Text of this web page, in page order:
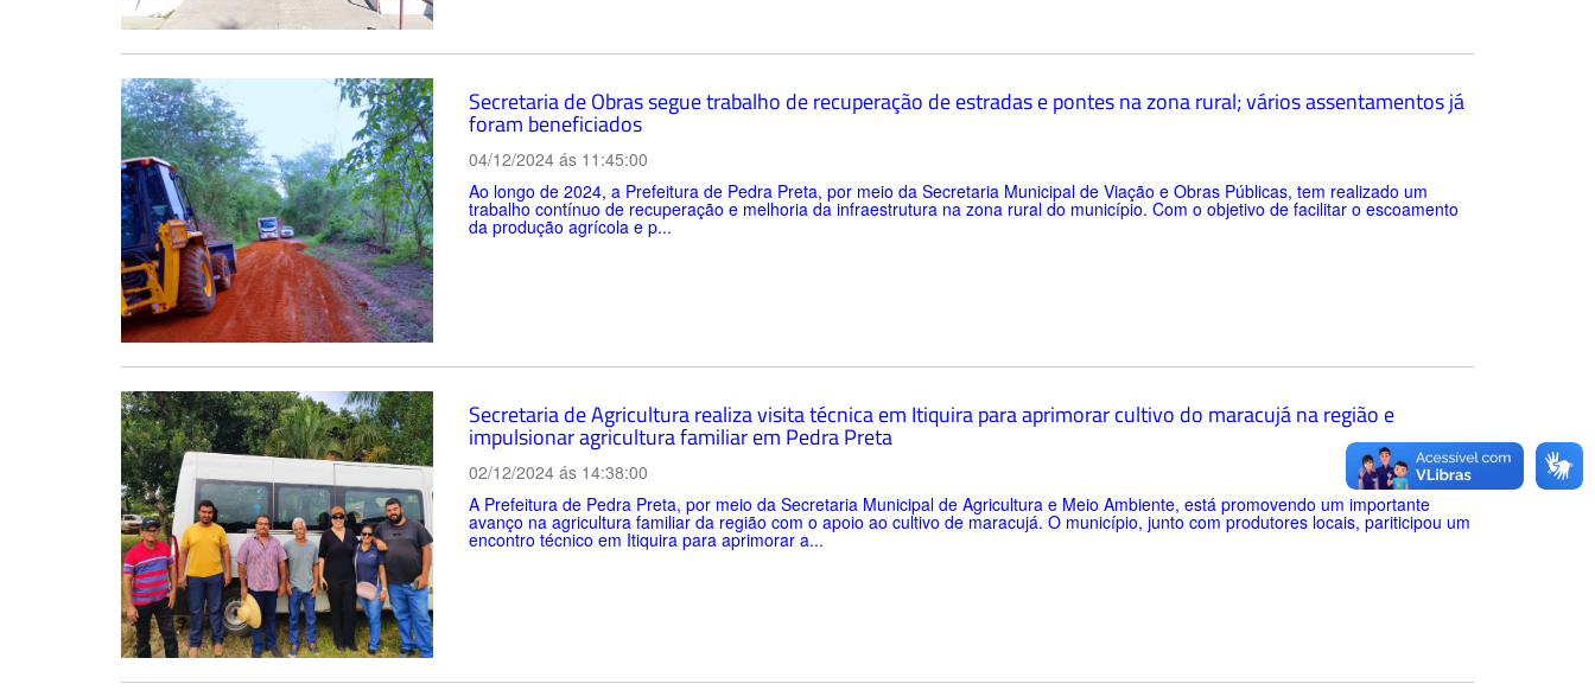
Secretaria de Obras segue trabalho de recuperação de estradas e pontes na zona rural; vários assentamentos já
foram beneficiados
04/12/2024 ás 11:45:00
Ao longo de 2024, a Prefeitura de Pedra Preta, por meio da Secretaria Municipal de Viação e Obras Públicas, tem realizado um
trabalho contínuo de recuperação e melhoria da infraestrutura na zona rural do município. Com o objetivo de facilitar o escoamento
da produção agrícola e p...
Secretaria de Agricultura realiza visita técnica em Itiquira para aprimorar cultivo do maracujá na região e
impulsionar agricultura familiar em Pedra Preta
02/12/2024 ás 14:38:00
A Prefeitura de Pedra Preta, por meio da Secretaria Municipal de Agricultura e Meio Ambiente, está promovendo um importante
avanço na agricultura familiar da região com o apoio ao cultivo de maracujá. O município, junto com produtores locais, pariticipou um
encontro técnico em Itiquira para aprimorar a...